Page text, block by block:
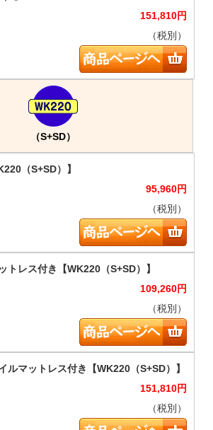
151,810円
（税別）
（S+SD）
95,960円
（税別）
109,260円
（税別）
151,810円
（税別）